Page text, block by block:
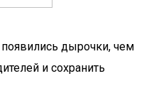
появились дырочки, чем
и сохранить